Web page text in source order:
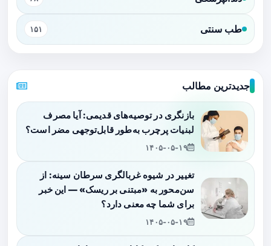
طب سنتی ۱۵۱
جدیدترین مطالب
بازنگری در توصیه‌های قدیمی: آیا مصرف
لبنیات پرچرب به‌طور قابل‌توجهی مضر است؟
۱۴۰۵-۰۵-۱۹
تغییر در شیوه غربالگری سرطان سینه: از
سن‌محور به «مبتنی بر ریسک» — این خبر
برای شما چه معنی دارد؟
۱۴۰۵-۰۵-۱۹